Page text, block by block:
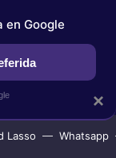
Lasso Whatsapp
×
en Google